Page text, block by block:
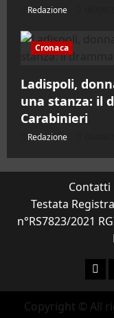
Redazione
Cronaca
Ladispoli,
una stanza: il
Carabinieri
Redazione
Contatti
Testata
n°RS7823/2021
Copyright © All